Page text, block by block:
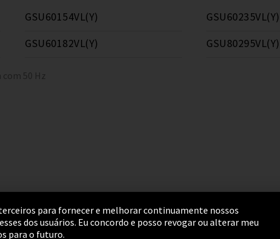
GSU60154VL(Y)
GSU60182VL(Y)
GSU60235VL(Y)
GSU80295VL(Y)
50 Hz
Cookie Settings Termos e Condições
para fornecer e melhorar continuamente nossos
dos usuários. Eu concordo e posso revogar ou alterar meu
para o futuro.